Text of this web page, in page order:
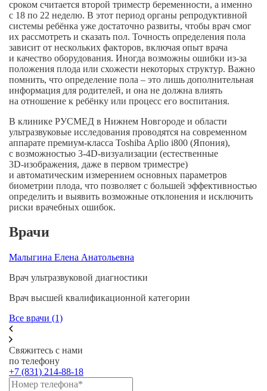
сроком считается второй триместр беременности, а именно
с 18 по 22 неделю. В этот период органы репродуктивной
системы ребёнка уже достаточно развиты, чтобы врач смог
их рассмотреть и сказать пол. Точность определения пола
зависит от нескольких факторов, включая опыт врача
и качество оборудования. Иногда возможны ошибки из-за
положения плода или схожести некоторых структур. Важно
помнить, что определение пола – это лишь дополнительная
информация для родителей, и она не должна влиять
на отношение к ребёнку или процесс его воспитания.
В клинике РУСМЕД в Нижнем Новгороде и области
ультразвуковые исследования проводятся на современном
аппарате премиум-класса Toshiba Aplio i800 (Япония),
с возможностью 3-4D-визуализации (естественные
3D-изображения, даже в первом триместре)
и автоматическим измерением основных параметров
биометрии плода, что позволяет с большей эффективностью
определить и выявить возможные отклонения и исключить
риски врачебных ошибок.
Врачи
Малыгина Елена Анатольевна
Врач ультразвуковой диагностики
Врач высшей квалификационной категории
Все врачи (1)
Свяжитесь с нами
по телефону
+7 (831) 214-88-18